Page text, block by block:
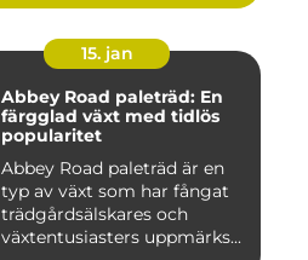
15. jan
Abbey Road paleträd: En
färgglad växt med tidlös
popularitet
Abbey Road paleträd är en
typ av växt som har fångat
trädgårdsälskares och
växtentusiasters uppmärks...